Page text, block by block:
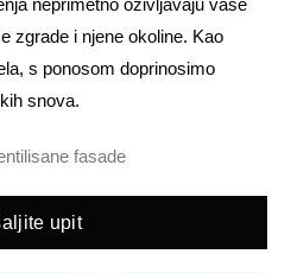
neprimetno oživljavaju vaše
zgrade i njene okoline. Kao
s ponosom doprinosimo
snova.
fasade
upit